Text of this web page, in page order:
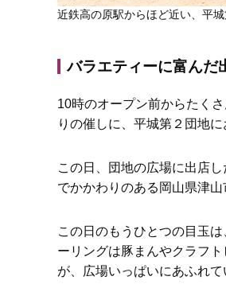
近鉄高の原駅からほど近い、平
バラエティーに富んだ
10時のオープン前からたく
りの催しに、平城第２団地
この日、団地の広場に出店
でかかわりのある岡山県津
この日のもうひとつの目玉
ーリングは豚まんやクラフ
が、広場いっぱいにあふれて